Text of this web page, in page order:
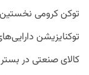
توکن کرومی نخستین
توکنایزیشن
کالای صنعتی در